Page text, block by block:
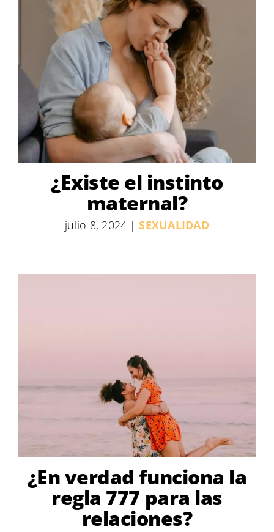
¿Existe el instinto
maternal?
julio 8, 2024 | SEXUALIDAD
¿En verdad funciona la
regla 777 para las
relaciones?